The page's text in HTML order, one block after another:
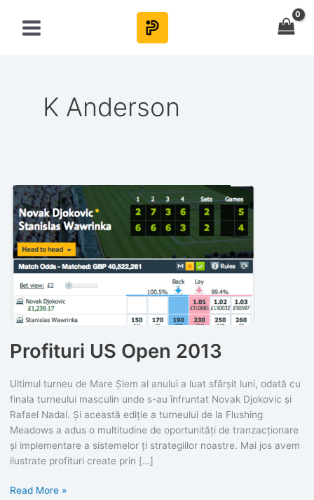
content
K Anderson
Profituri US Open 2013
Ultimul turneu de Mare Șlem al anului a luat sfârșit luni, odată cu
finala turneului masculin unde s-au înfruntat Novak Djokovic și
Rafael Nadal. Și această ediție a turneului de la Flushing
Meadows a adus o multitudine de oportunități de tranzacționare
și implementare a sistemelor ți strategiilor noastre. Mai jos avem
ilustrate profituri create prin […]
Profituri
Read More »